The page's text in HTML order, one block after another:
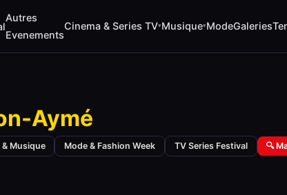
Autres
Evenements
Cinema & Series TV▾Musique▾ModeGaleries
Aymé
Musique Mode & Fashion Week TV Series Festival 🔍